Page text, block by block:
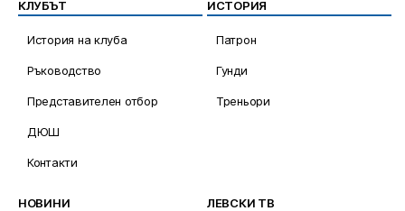
КЛУБЪТ
История на клуба
Ръководство
Представителен отбор
ДЮШ
Контакти
ИСТОРИЯ
Патрон
Гунди
Треньори
НОВИНИ ЛЕВСКИ ТВ